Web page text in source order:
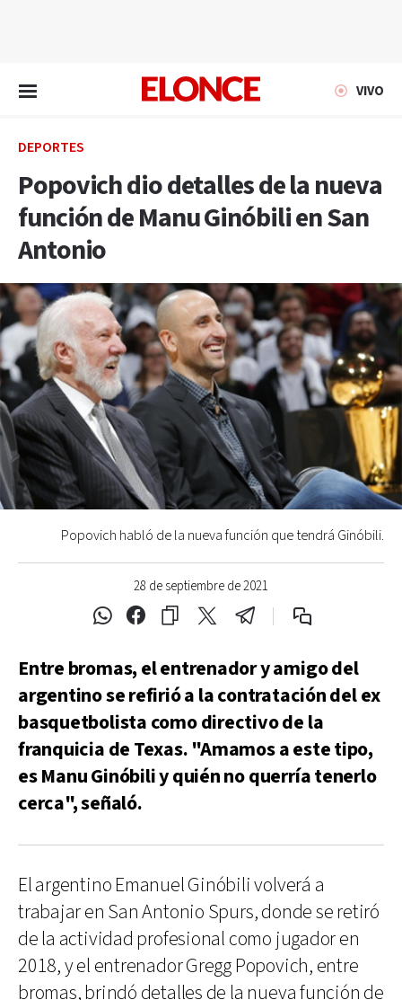
VIVO
DEPORTES
Popovich dio detalles de la nueva
función de Manu Ginóbili en San
Antonio
28 de septiembre de 2021
Popovich habló de la nueva función que tendrá Ginóbili.
Entre bromas, el entrenador y amigo del
argentino se refirió a la contratación del ex
basquetbolista como directivo de la
franquicia de Texas. "Amamos a este tipo,
es Manu Ginóbili y quién no querría tenerlo
cerca", señaló.
El argentino Emanuel Ginóbili volverá a
trabajar en San Antonio Spurs, donde se retiró
de la actividad profesional como jugador en
2018, y el entrenador Gregg Popovich, entre
bromas, brindó detalles de la nueva función de